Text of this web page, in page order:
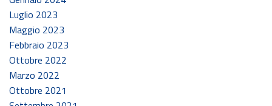
Luglio 2023
Maggio 2023
Febbraio 2023
Ottobre 2022
Marzo 2022
Ottobre 2021